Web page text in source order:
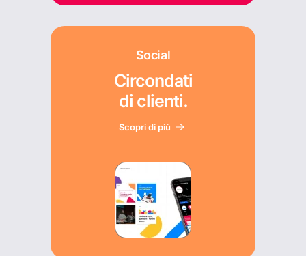
Social
Circondati
di clienti.
Scopri di più